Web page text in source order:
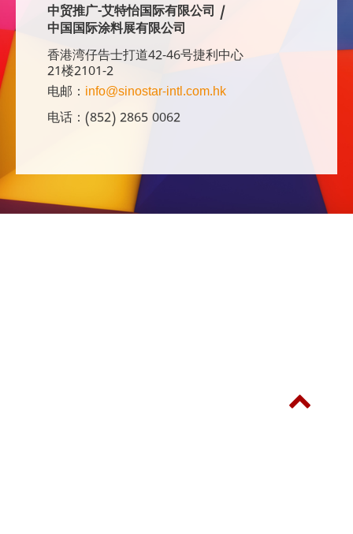
中贸推广-艾特怡国际有限公司 /
中国国际涂料展有限公司
香港湾仔告士打道42-46号捷利中心
21楼2101-2
电邮： info@sinostar-intl.com.hk
电话：(852) 2865 0062